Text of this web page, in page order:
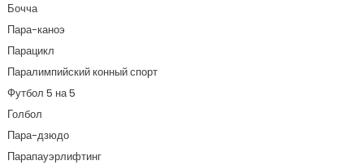
Бочча
Пара-каноэ
Парацикл
Паралимпийский конный спорт
Футбол 5 на 5
Голбол
Пара-дзюдо
Парапауэрлифтинг